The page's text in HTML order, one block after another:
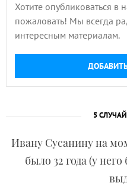
Хотите опубликоваться
пожаловать! Мы всегда
интересным материалам.
5
Ивану Сусанину на
было 32 года (у